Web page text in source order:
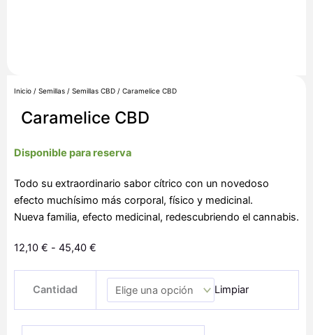
Inicio / Semillas / Semillas CBD / Caramelice CBD
Caramelice CBD
Disponible para reserva
Todo su extraordinario sabor cítrico con un novedoso
efecto muchísimo más corporal, físico y medicinal.
Nueva familia, efecto medicinal, redescubriendo el cannabis.
12,10 € - 45,40 €
precios:
desde
12,10 €
Cantidad Limpiar
CBD
cantidad